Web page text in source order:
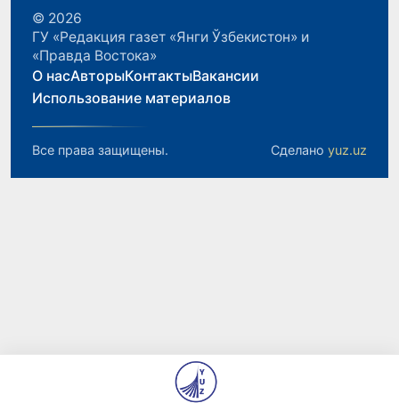
© 2026
ГУ «Редакция газет «Янги Ўзбекистон» и
«Правда Востока»
О насАвторыКонтактыВакансии
Использование материалов
Все права защищены. Сделано yuz.uz